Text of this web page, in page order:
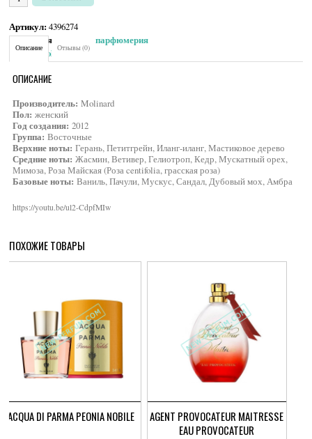
Артикул:4396274
Категория:
Женская парфюмерия
Brand:Molinard
Описание Отзывы (0)
ОПИСАНИЕ
Производитель: Molinard
Пол: женский
Год создания: 2012
Группа: Восточные
Верхние ноты: Герань, Петитгрейн, Иланг-иланг, Мастиковое дерево
Средние ноты: Жасмин, Ветивер, Гелиотроп, Кедр, Мускатный орех,
Мимоза, Роза Майская (Роза centifolia, грасская роза)
Базовые ноты:Ваниль, Пачули, Мускус, Сандал, Дубовый мох, Амбра
https://youtu.be/ul2-CdpfMIw
ПОХОЖИЕ ТОВАРЫ
ACQUA DI PARMA PEONIA NOBILE
AGENT PROVOCATEUR MAITRESSE
EAU PROVOCATEUR